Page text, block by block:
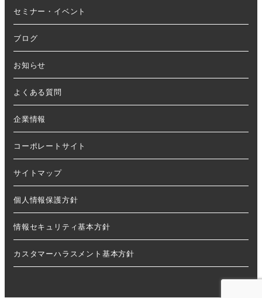
セミナー・イベント
ブログ
お知らせ
よくある質問
企業情報
コーポレートサイト
サイトマップ
個人情報保護方針
情報セキュリティ基本方針
カスタマーハラスメント基本方針